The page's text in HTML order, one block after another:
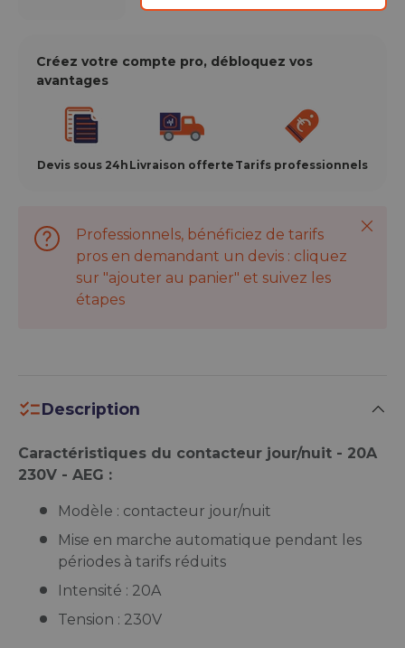
Créez votre compte pro, débloquez vos
avantages
Devis sous 24h Livraison offerte Tarifs professionnels
Professionnels, bénéficiez de tarifs
pros en demandant un devis : cliquez
sur "ajouter au panier" et suivez les
étapes
Description
Caractéristiques du contacteur jour/nuit - 20A
230V - AEG :
Modèle : contacteur jour/nuit
Mise en marche automatique pendant les
périodes à tarifs réduits
Intensité : 20A
Tension : 230V